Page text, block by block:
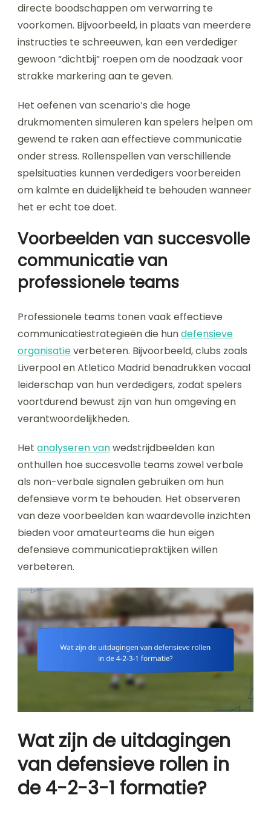
directe boodschappen om verwarring te
voorkomen. Bijvoorbeeld, in plaats van meerdere
instructies te schreeuwen, kan een verdediger
gewoon “dichtbij” roepen om de noodzaak voor
strakke markering aan te geven.
Het oefenen van scenario’s die hoge
drukmomenten simuleren kan spelers helpen om
gewend te raken aan effectieve communicatie
onder stress. Rollenspellen van verschillende
spelsituaties kunnen verdedigers voorbereiden
om kalmte en duidelijkheid te behouden wanneer
het er echt toe doet.
Voorbeelden van succesvolle
communicatie van
professionele teams
Professionele teams tonen vaak effectieve
communicatiestrategieën die hundefensieve
organisatieverbeteren. Bijvoorbeeld, clubs zoals
Liverpool en Atletico Madrid benadrukken vocaal
leiderschap van hun verdedigers, zodat spelers
voortdurend bewust zijn van hun omgeving en
verantwoordelijkheden.
Het analyseren vanwedstrijdbeelden kan
onthullen hoe succesvolle teams zowel verbale
als non-verbale signalen gebruiken om hun
defensieve vorm te behouden. Het observeren
van deze voorbeelden kan waardevolle inzichten
bieden voor amateurteams die hun eigen
defensieve communicatiepraktijken willen
verbeteren.
Wat zijn de uitdagingen
van defensieve rollen in
de 4-2-3-1 formatie?